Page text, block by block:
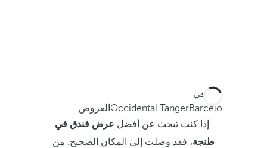
أنت في
Barceló
Occidental Tanger العروض
إذا كنت تبحث عن أفضل عرض فندق في
طنجة، فقد وصلت إلى المكان الصحيح. من